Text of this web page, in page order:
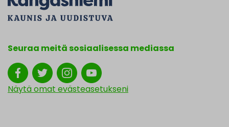
Seuraa meitä sosiaalisessa mediassa
Näytä omat evästeasetukseni